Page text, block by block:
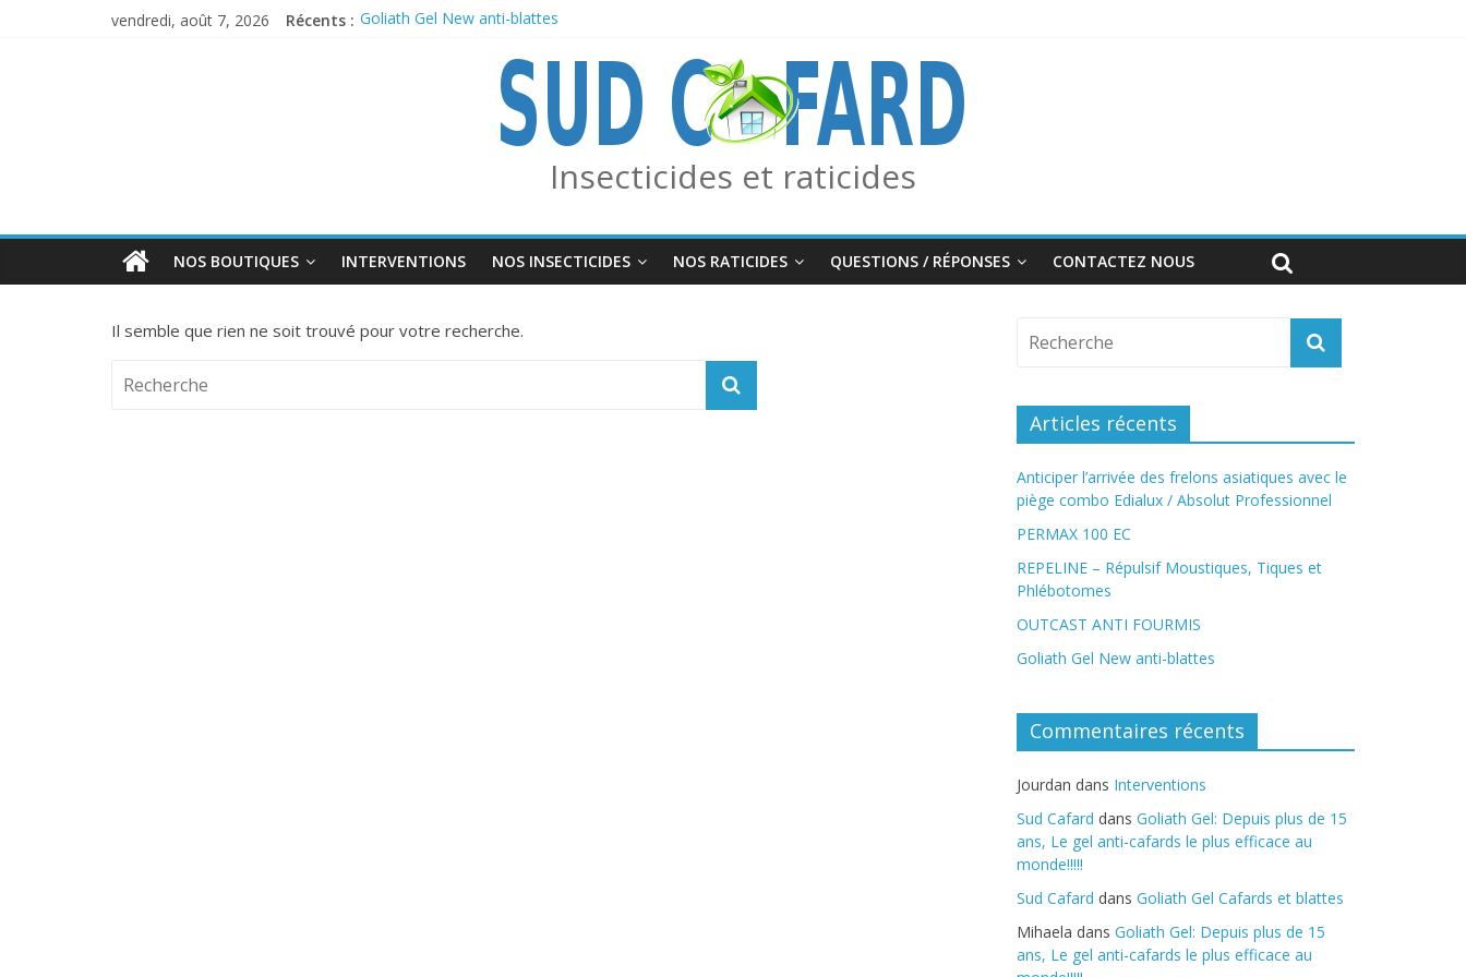
vendredi, août 7, 2026 Récents : Goliath Gel New anti-blattes
REPELINE – Répulsif Moustiques, Tiques et Phlébotomes
OUTCAST ANTI FOURMIS
Insecticides et raticides
NOS BOUTIQUES INTERVENTIONS NOS INSECTICIDES NOS RATICIDES QUESTIONS / RÉPONSES CONTACTEZ NOUS
Il semble que rien ne soit trouvé pour votre recherche.
Articles récents
Anticiper l’arrivée des frelons asiatiques avec le
piège combo Edialux / Absolut Professionnel
PERMAX 100 EC
REPELINE – Répulsif Moustiques, Tiques et
Phlébotomes
OUTCAST ANTI FOURMIS
Goliath Gel New anti-blattes
Commentaires récents
Jourdan dans Interventions
Sud Cafard dans Goliath Gel: Depuis plus de 15
ans, Le gel anti-cafards le plus efficace au
monde!!!!!
Sud Cafard dans Goliath Gel Cafards et blattes
Mihaela dans Goliath Gel: Depuis plus de 15
ans, Le gel anti-cafards le plus efficace au